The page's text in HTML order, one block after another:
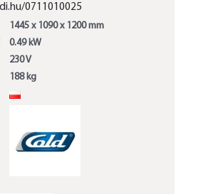
0711010025
1445 x 1090 x 1200 mm
0.49 kW
230 V
188 kg